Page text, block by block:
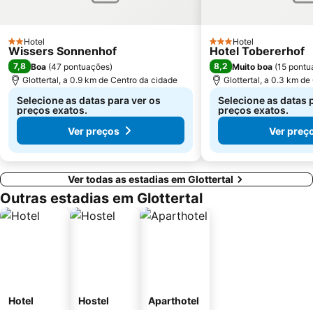
2 Estrelas
Hotel
Wissers Sonnenhof
7,8 Boa (47 pontuações)
Glottertal, a 0.9 km de Centro da cidade
Selecione as datas para ver os
preços exatos.
Ver preços
3 Estrelas
Hotel
Hotel Tobererhof
8,2 Muito boa (15
Glottertal, a 0.3 km
Selecione as datas
preços exatos.
Ver
Ver todas as estadias em Glottertal
Outras estadias em Glottertal
Hotel Hostel Aparthotel